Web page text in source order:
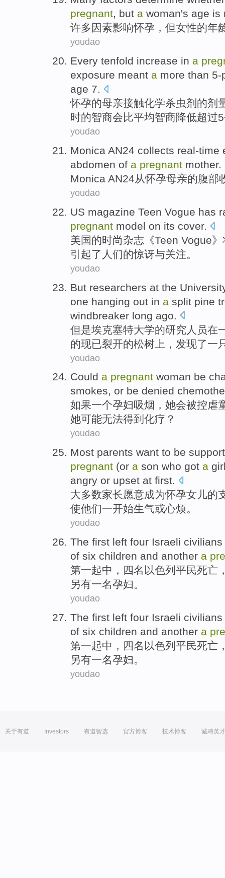
pregnant, but a woman's age is
许多 因素影响怀孕 ， 但女性的年
youdao
Every tenfold increase in a
exposure meant a more than 5-
age 7.
怀孕的母亲接触化学杀虫剂的剂
时的智商会比平均智商降低超过
youdao
Monica AN24 collects real-time
abdomen of a pregnant mother.
Monica AN24从怀孕母亲的腹部
youdao
US magazine Teen Vogue has
pregnant model on its cover.
美国的时尚杂志 《Teen Vogue
引起了人们的惊讶与关注。
youdao
But researchers at the
one hanging out in a split pine
windbreaker long ago
但是埃克塞特大学的研究人员在
的现已裂开的松树上， 发现了一
youdao
Could a pregnant woman be
smokes, or be denied
如果一个孕妇吸烟 ，她会被控虐
她可能无法得到 化疗？
youdao
Most parents want to be
pregnant (or a son who got a
angry or upset at first.
大多数家长愿意成为怀孕女儿的
使他们一开始生气或心烦。
youdao
The first left four Israeli civilians
of six children and another a
第一起中， 四名 以色列 平民死亡
另有一名孕妇。
youdao
The first left four Israeli civilians
of six children and another a
第一起中， 四名 以色列 平民死亡
另有一名孕妇。
youdao
关于有道 Investors 有道智选 官方博客 技术博客 诚聘英才